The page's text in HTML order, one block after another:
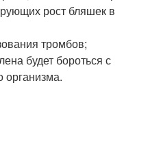
рост бляшек в
тромбов;
будет бороться с
организма.